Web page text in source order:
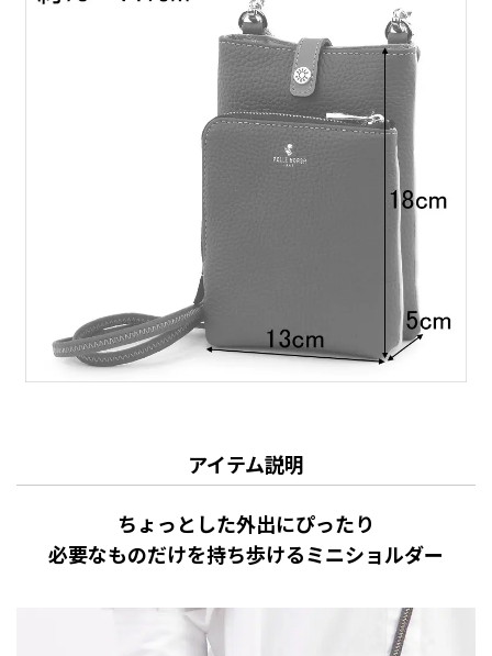
アイテム説明
ちょっとした外出にぴったり
必要なものだけを持ち歩けるミニショルダー